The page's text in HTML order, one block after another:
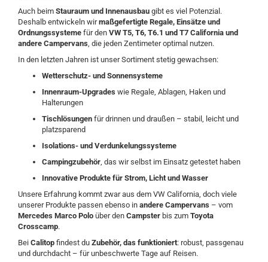
Auch beim Stauraum und Innenausbau gibt es viel Potenzial.
Deshalb entwickeln wirmaßgefertigte Regale, Einsätze und
Ordnungssysteme für den VW T5, T6, T6.1 und T7 California und
andere Campervans , die jeden Zentimeter optimal nutzen.
In den letzten Jahren ist unser Sortiment stetig gewachsen:
Wetterschutz- und Sonnensysteme
Innenraum-Upgrades wie Regale, Ablagen, Haken und
Halterungen
Tischlösungen für drinnen und draußen – stabil, leicht und
platzsparend
Isolations- und Verdunkelungssysteme
Campingzubehör , das wir selbst im Einsatz getestet haben
Innovative Produkte für Strom, Licht und Wasser
Unsere Erfahrung kommt zwar aus dem VW California, doch viele
unserer Produkte passen ebenso in andere Campervans – vom
Mercedes Marco Polo über den Campster bis zum Toyota
Crosscamp.
Bei Calitop findest du Zubehör, das funktioniert: robust, passgenau
und durchdacht – für unbeschwerte Tage auf Reisen.